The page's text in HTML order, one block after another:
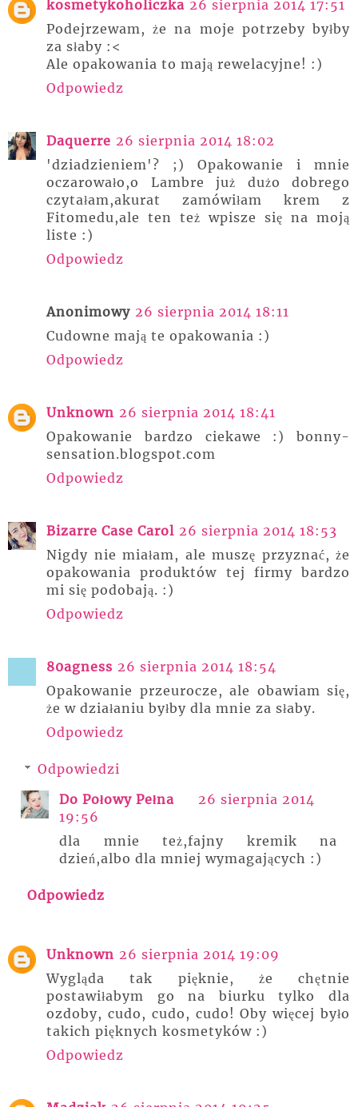
kosmetykoholiczka 26 sierpnia 2014 17:51
Podejrzewam, że na moje potrzeby byłby
za słaby :<
Ale opakowania to mają rewelacyjne! :)
Odpowiedz
Daquerre 26 sierpnia 2014 18:02
'dziadzieniem'? ;) Opakowanie i mnie
oczarowało,o Lambre już dużo dobrego
czytałam,akurat zamówiłam krem z
Fitomedu,ale ten też wpisze się na moją
liste :)
Odpowiedz
Anonimowy 26 sierpnia 2014 18:11
Cudowne mają te opakowania :)
Odpowiedz
Unknown 26 sierpnia 2014 18:41
Opakowanie bardzo ciekawe :) bonny-
sensation.blogspot.com
Odpowiedz
Bizarre Case Carol 26 sierpnia 2014 18:53
Nigdy nie miałam, ale muszę przyznać, że
opakowania produktów tej firmy bardzo
mi się podobają. :)
Odpowiedz
80agness 26 sierpnia 2014 18:54
Opakowanie przeurocze, ale obawiam się,
że w działaniu byłby dla mnie za słaby.
Odpowiedz
Odpowiedzi
Do Połowy Pełna
26 sierpnia 2014
19:56
dla mnie też,fajny kremik na
dzień,albo dla mniej wymagających :)
Odpowiedz
Unknown 26 sierpnia 2014 19:09
Wygląda tak pięknie, że chętnie
postawiłabym go na biurku tylko dla
ozdoby, cudo, cudo, cudo! Oby więcej było
takich pięknych kosmetyków :)
Odpowiedz